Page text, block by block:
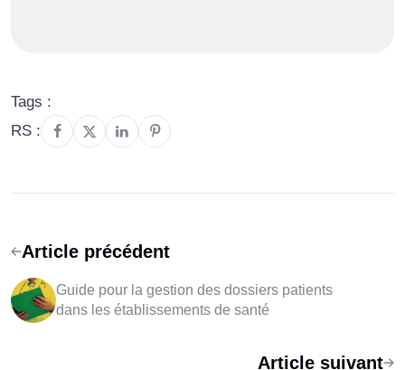
Tags :
RS :
Article précédent
Guide pour la gestion des dossiers patients
dans les établissements de santé
Article suivant